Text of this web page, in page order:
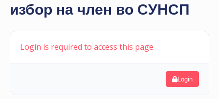
КАКО
СТАНАМ
ЧЛЕН
КОНТАКТ
избор на член во СУНСП
Login is required to access this page
Login